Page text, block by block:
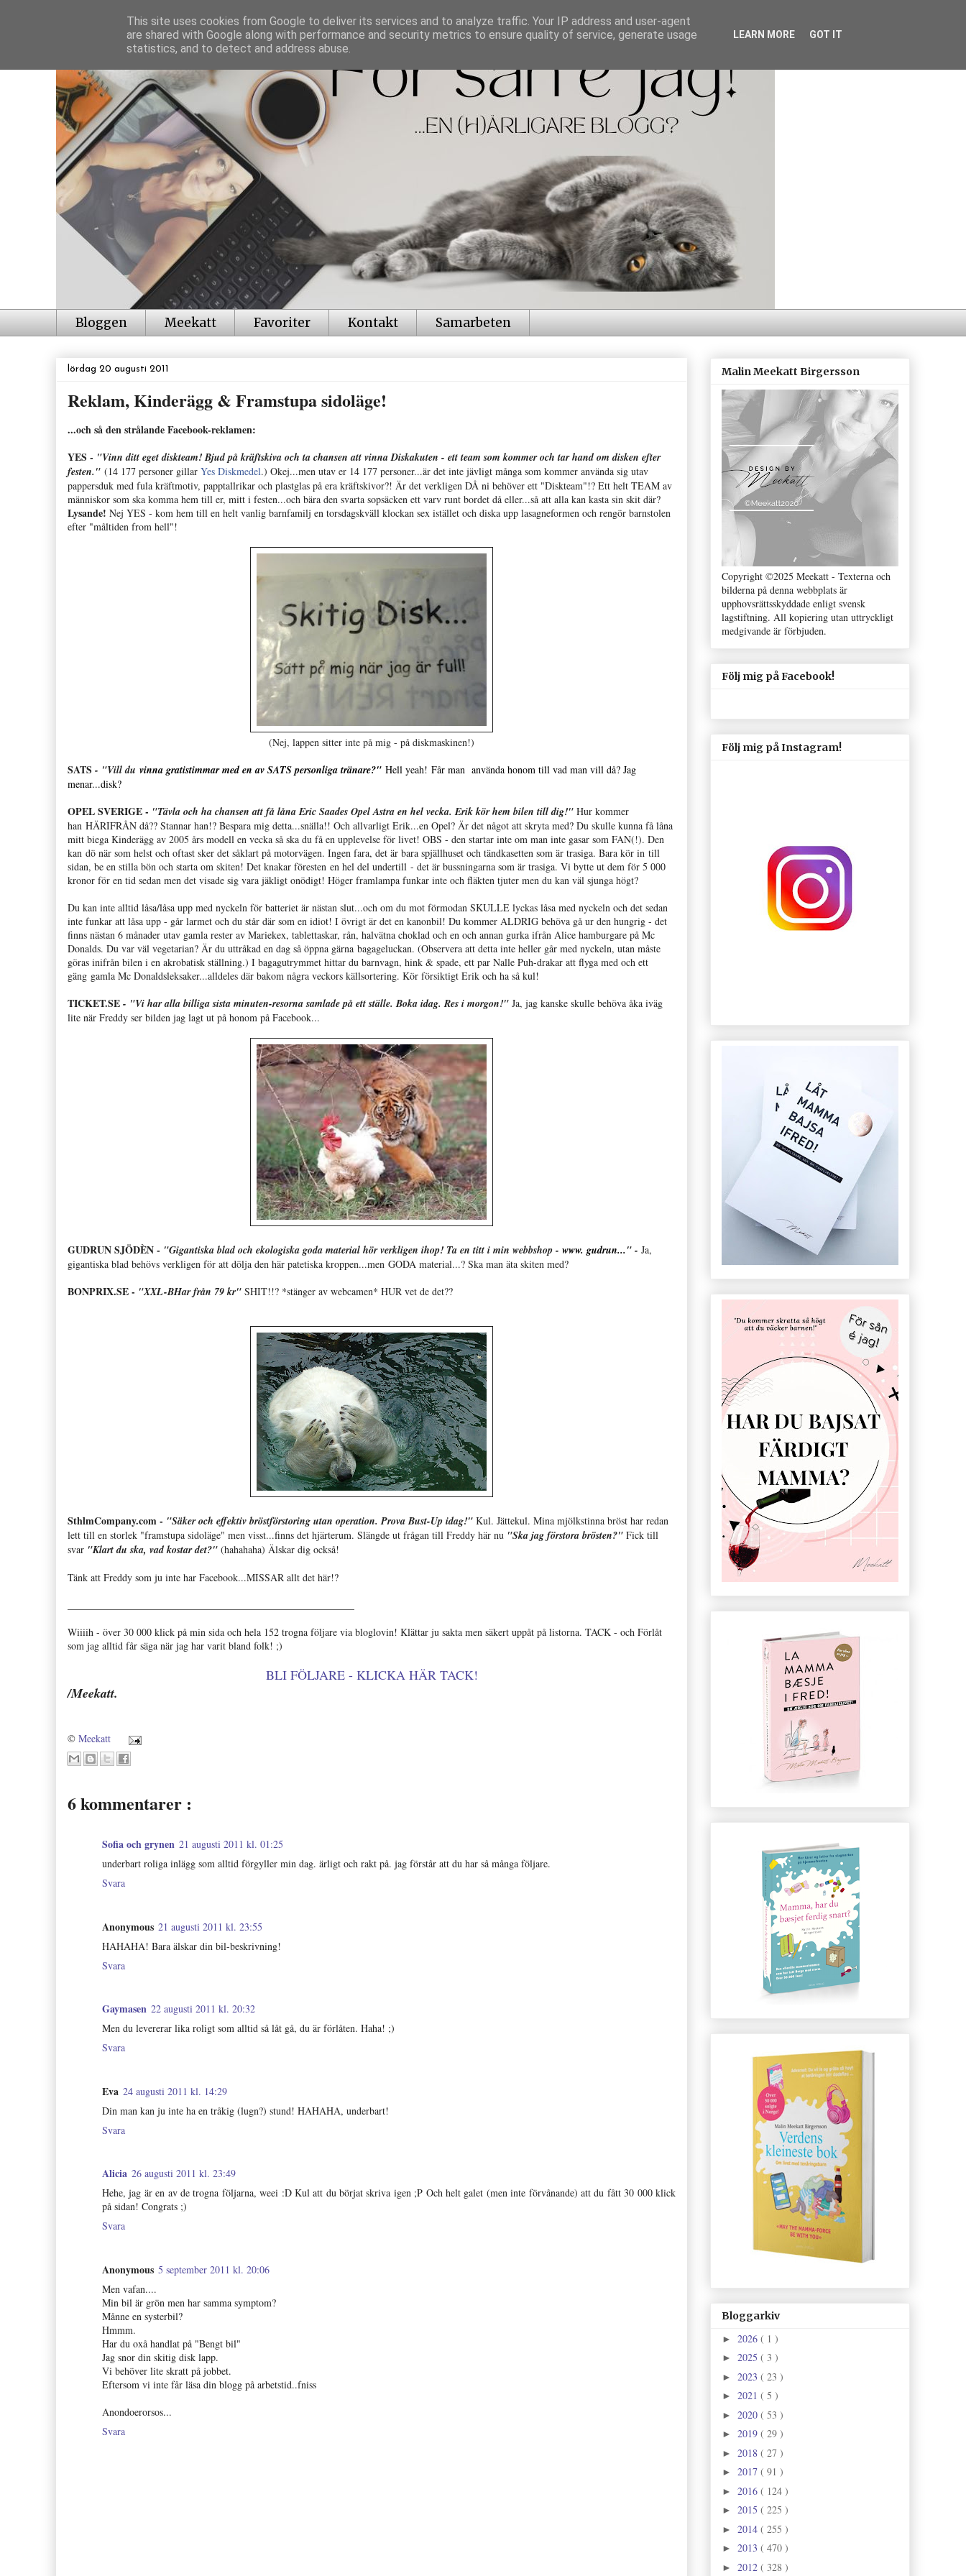
Bloggen Meekatt Favoriter Kontakt Samarbeten
lördag 20 augusti 2011
Reklam, Kinderägg & Framstupa sidoläge!
...och så den strålande Facebook-reklamen:
YES - "Vinn ditt eget diskteam! Bjud på kräftskiva och ta chansen att vinna Diskakuten - ett team som kommer och tar hand om disken efter
festen." (14 177 personer gillar Yes Diskmedel.) Okej...men utav er 14 177 personer...är det inte jävligt många som kommer använda sig utav
pappersduk med fula kräftmotiv, papptallrikar och plastglas på era kräftskivor?! Är det verkligen DÅ ni behöver ett "Diskteam"!? Ett helt TEAM av
människor som ska komma hem till er, mitt i festen...och bära den svarta sopsäcken ett varv runt bordet då eller...så att alla kan kasta sin skit där?
Lysande! Nej YES - kom hem till en helt vanlig barnfamilj en torsdagskväll klockan sex istället och diska upp lasagneformen och rengör barnstolen
efter "måltiden from hell"!
(Nej, lappen sitter inte på mig - på diskmaskinen!)
SATS - "Vill du vinna gratistimmar med en av SATS personliga tränare?" Hell yeah! Får man använda honom till vad man vill då? Jag
menar...disk?
OPEL SVERIGE - "Tävla och ha chansen att få låna Eric Saades Opel Astra en hel vecka. Erik kör hem bilen till dig!" Hur kommer
han HÄRIFRÅN då?? Stannar han!? Bespara mig detta...snälla!! Och allvarligt Erik...en Opel? Är det något att skryta med? Du skulle kunna få låna
mitt biega Kinderägg av 2005 års modell en vecka så ska du få en upplevelse för livet! OBS - den startar inte om man inte gasar som FAN(!). Den
kan dö när som helst och oftast sker det såklart på motorvägen. Ingen fara, det är bara spjällhuset och tändkasetten som är trasiga. Bara kör in till
sidan, be en stilla bön och starta om skiten! Det knakar föresten en hel del undertill - det är bussningarna som är trasiga. Vi bytte ut dem för 5 000
kronor för en tid sedan men det visade sig vara jäkligt onödigt! Höger framlampa funkar inte och fläkten tjuter men du kan väl sjunga högt?
Du kan inte alltid låsa/låsa upp med nyckeln för batteriet är nästan slut...och om du mot förmodan SKULLE lyckas låsa med nyckeln och det sedan
inte funkar att låsa upp - går larmet och du står där som en idiot! I övrigt är det en kanonbil! Du kommer ALDRIG behöva gå ur den hungrig - det
finns nästan 6 månader utav gamla rester av Mariekex, tablettaskar, rån, halvätna choklad och en och annan gurka ifrån Alice hamburgare på Mc
Donalds. Du var väl vegetarian? Är du uttråkad en dag så öppna gärna bagageluckan. (Observera att detta inte heller går med nyckeln, utan måste
göras inifrån bilen i en akrobatisk ställning.) I bagagutrymmet hittar du barnvagn, hink & spade, ett par Nalle Puh-drakar att flyga med och ett
gäng gamla Mc Donaldsleksaker...alldeles där bakom några veckors källsortering. Kör försiktigt Erik och ha så kul!
TICKET.SE - "Vi har alla billiga sista minuten-resorna samlade på ett ställe. Boka idag. Res i morgon!" Ja, jag kanske skulle behöva åka iväg
lite när Freddy ser bilden jag lagt ut på honom på Facebook...
GUDRUN SJÖDÈN - "Gigantiska blad och ekologiska goda material hör verkligen ihop! Ta en titt i min webbshop - www. gudrun... " - Ja,
gigantiska blad behövs verkligen för att dölja den här patetiska kroppen...men GODA material...? Ska man äta skiten med?
BONPRIX.SE - "XXL-BHar från 79 kr" SHIT!!? *stänger av webcamen* HUR vet de det??
SthlmCompany.com - "Säker och effektiv bröstförstoring utan operation. Prova Bust-Up idag!" Kul. Jättekul. Mina mjölkstinna bröst har redan
lett till en storlek "framstupa sidoläge" men visst...finns det hjärterum. Slängde ut frågan till Freddy här nu "Ska jag förstora brösten?" Fick till
svar "Klart du ska, vad kostar det?" (hahahaha) Älskar dig också!
Tänk att Freddy som ju inte har Facebook...MISSAR allt det här!?
Wiiiih - över 30 000 klick på min sida och hela 152 trogna följare via bloglovin! Klättar ju sakta men säkert uppåt på listorna. TACK - och Förlåt
som jag alltid får säga när jag har varit bland folk! ;)
BLI FÖLJARE - KLICKA HÄR TACK!
/Meekatt.
© Meekatt
6 kommentarer :
Sofia och grynen 21 augusti 2011 kl. 01:25
underbart roliga inlägg som alltid förgyller min dag. ärligt och rakt på. jag förstår att du har så många följare.
Svara
Anonymous 21 augusti 2011 kl. 23:55
HAHAHA! Bara älskar din bil-beskrivning!
Svara
Gaymasen 22 augusti 2011 kl. 20:32
Men du levererar lika roligt som alltid så låt gå, du är förlåten. Haha! ;)
Svara
Eva 24 augusti 2011 kl. 14:29
Din man kan ju inte ha en tråkig (lugn?) stund! HAHAHA, underbart!
Svara
Alicia 26 augusti 2011 kl. 23:49
Hehe, jag är en av de trogna följarna, weei :D Kul att du börjat skriva igen ;P Och helt galet (men inte förvånande) att du fått 30 000 klick
på sidan! Congrats ;)
Svara
Anonymous 5 september 2011 kl. 20:06
Men vafan....
Min bil är grön men har samma symptom?
Månne en systerbil?
Hmmm.
Har du oxå handlat på "Bengt bil"
Jag snor din skitig disk lapp.
Vi behöver lite skratt på jobbet.
Eftersom vi inte får läsa din blogg på arbetstid..fniss
Anondoerorsos...
Svara
Malin Meekatt Birgersson
Copyright ©2025 Meekatt - Texterna och
bilderna på denna webbplats är
upphovsrättsskyddade enligt svensk
lagstiftning. All kopiering utan uttryckligt
medgivande är förbjuden.
Följ mig på Facebook!
Följ mig på Instagram!
Bloggarkiv
► 2026 ( 1 )
► 2025 ( 3 )
► 2023 ( 23 )
► 2021 ( 5 )
► 2020 ( 53 )
► 2019 ( 29 )
► 2018 ( 27 )
► 2017 ( 91 )
► 2016 ( 124 )
► 2015 ( 225 )
► 2014 ( 255 )
► 2013 ( 470 )
► 2012 ( 328 )
This site uses cookies from Google to deliver its services and to analyze traffic. Your IP address and user-agent
are shared with Google along with performance and security metrics to ensure quality of service, generate usage
statistics, and to detect and address abuse.
LEARN MORE GOT IT